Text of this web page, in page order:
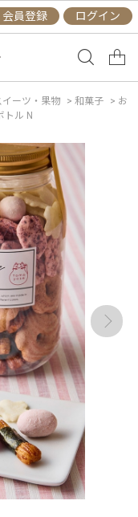
会員登録 ログイン
イーツ・果物 > 和菓子 > お
トル N